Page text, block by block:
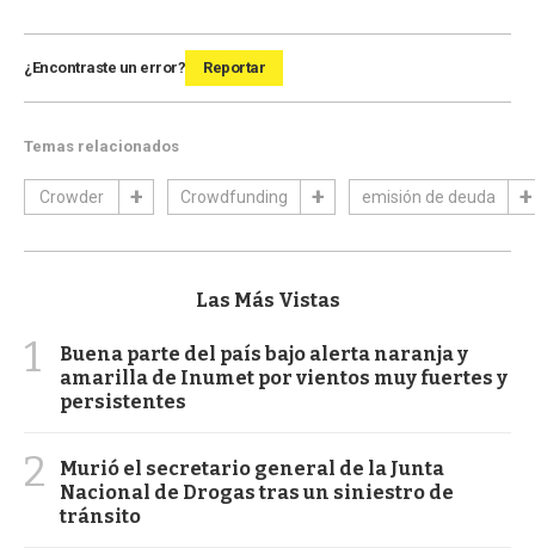
¿Encontraste un error? Reportar
Temas relacionados
Crowder Crowdfunding emisión de deuda
Las Más Vistas
1
Buena parte del país bajo alerta naranja y
amarilla de Inumet por vientos muy fuertes y
persistentes
2
Murió el secretario general de la Junta
Nacional de Drogas tras un siniestro de
tránsito